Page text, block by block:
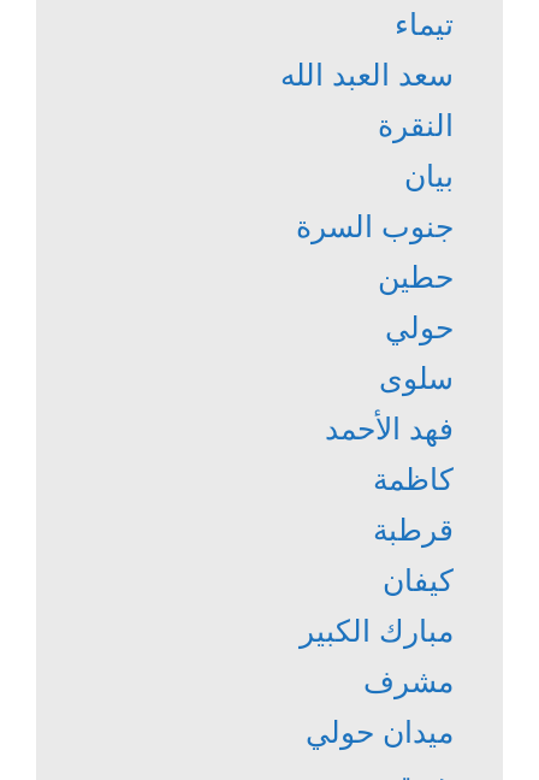
تيماء
سعد العبد الله
النقرة
بيان
جنوب السرة
حطين
حولي
سلوى
فهد الأحمد
كاظمة
قرطبة
كيفان
مبارك الكبير
مشرف
ميدان حولي